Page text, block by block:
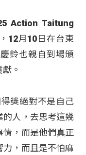
Action Taitung
12月10日在台東
鈴也親自到場頒
。
獎絕對不是自己
的人，去思考這幾
，而是他們真正
力，而且是不怕麻